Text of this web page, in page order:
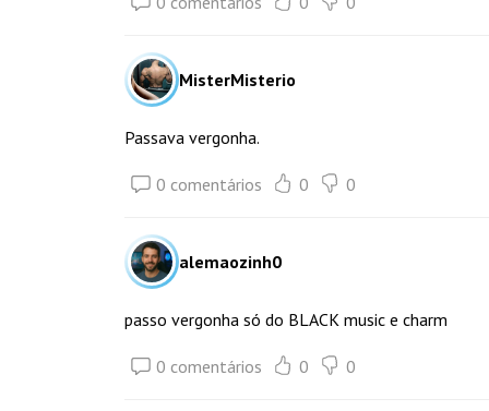
MisterMisterio
Passava vergonha.
0 comentários 0 0
alemaozinh0
passo vergonha só do BLACK music e charm
0 comentários 0 0